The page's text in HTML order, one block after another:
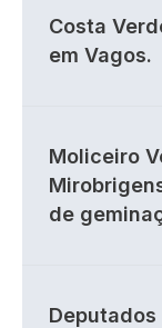
Costa
em Vagos.
Moliceiro
de